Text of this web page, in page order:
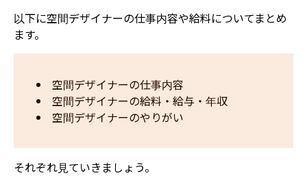
以下に空間デザイナーの仕事内容や給料についてまとめ
ます。
空間デザイナーの仕事内容
空間デザイナーの給料・給与・年収
空間デザイナーのやりがい
それぞれ見ていきましょう。